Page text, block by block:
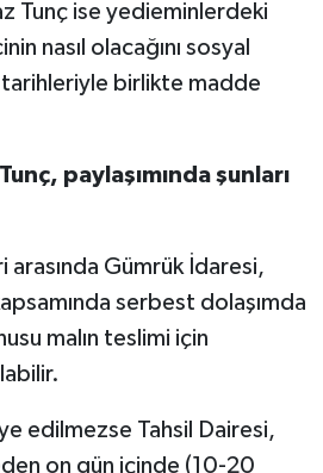
Tunç ise yedieminlerdeki
nasıl olacağını sosyal
tarihleriyle birlikte madde
paylaşımında şunları
arasında Gümrük İdaresi,
serbest dolaşımda
malın teslimi için
edilmezse Tahsil Dairesi,
on gün içinde (10-20